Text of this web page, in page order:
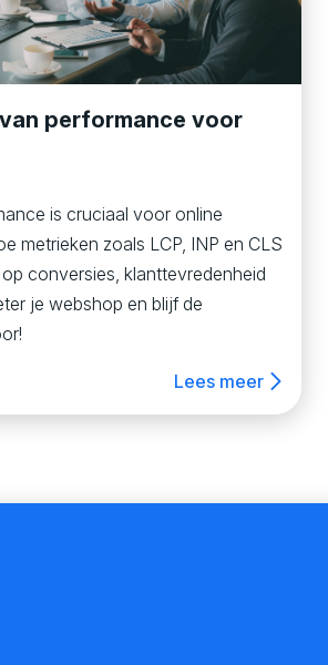
performance voor
is cruciaal voor online
metrieken zoals LCP, INP en CLS
conversies, klanttevredenheid
je webshop en blijf de
Lees meer